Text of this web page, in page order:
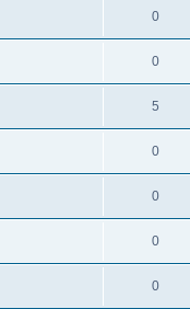
0
0
5
0
0
0
0